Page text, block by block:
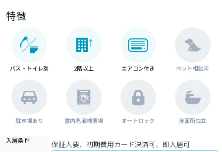
特徴
バス・トイレ別 2階以上 エアコン付き ペット相談可
駐車場あり 室内洗濯機置場 オートロック 洗面所独立
入居条件 保証人要、初期費用カード決済可、即入居可